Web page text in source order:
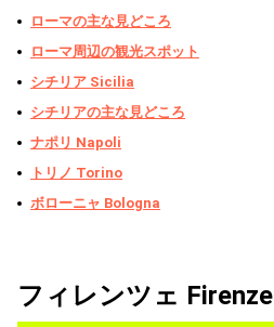
ローマの主な見どころ
ローマ周辺の観光スポット
シチリア Sicilia
シチリアの主な見どころ
ナポリ Napoli
トリノ Torino
ボローニャ Bologna
フィレンツェ Firenze